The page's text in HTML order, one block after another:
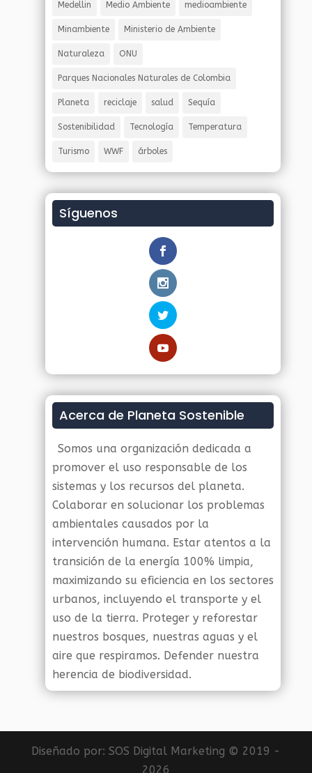
Medellin Medio Ambiente medioambiente
Minambiente Ministerio de Ambiente
Naturaleza ONU
Parques Nacionales Naturales de Colombia
Planeta reciclaje salud Sequía
Sostenibilidad Tecnología Temperatura
Turismo WWF árboles
Síguenos
Acerca de Planeta Sostenible
Somos una organización dedicada a
promover el uso responsable de los
sistemas y los recursos del planeta.
Colaborar en solucionar los problemas
ambientales causados por la
intervención humana. Estar atentos a la
transición de la energía 100% limpia,
maximizando su eficiencia en los sectores
urbanos, incluyendo el transporte y el
uso de la tierra. Proteger y reforestar
nuestros bosques, nuestras aguas y el
aire que respiramos. Defender nuestra
herencia de biodiversidad.
Diseñado por:SOS Digital Marketing © 2019 -
2026